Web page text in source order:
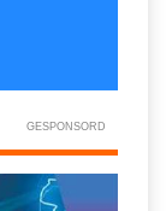
GESPONSORD